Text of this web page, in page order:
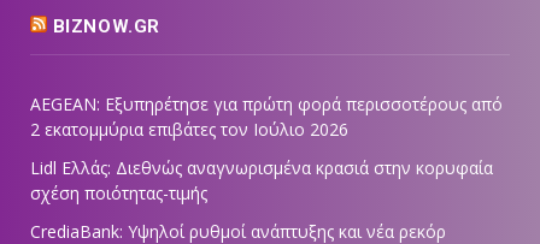
BIZNOW.GR
AEGEAN: Εξυπηρέτησε για πρώτη φορά περισσοτέρους από
2 εκατομμύρια επιβάτες τον Ιούλιο 2026
Lidl Ελλάς: Διεθνώς αναγνωρισμένα κρασιά στην κορυφαία
σχέση ποιότητας-τιμής
CrediaBank: Υψηλοί ρυθμοί ανάπτυξης και νέα ρεκόρ